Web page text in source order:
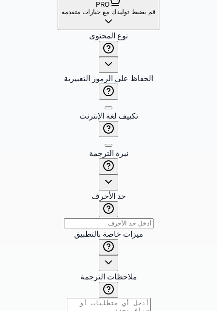
PRO
قم بضبط توليدك مع خيارات متقدمة
نوع المحتوى
الحفاظ على الرموز التعبيرية
تكييف لغة الإنترنت
نبرة الترجمة
حد الأحرف
ميزات خاصة بالتطبيق
ملاحظات الترجمة